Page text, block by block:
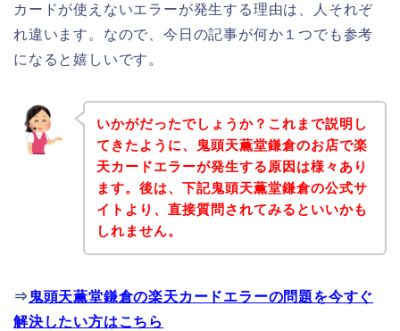
カードが使えないエラーが発生する理由は、人それぞ
れ違います。なので、今日の記事が何か１つでも参考
になると嬉しいです。
いかがだったでしょうか？これまで説明し
てきたように、鬼頭天薫堂鎌倉のお店で楽
天カードエラーが発生する原因は様々あり
ます。後は、下記鬼頭天薫堂鎌倉の公式サ
イトより、直接質問されてみるといいかも
しれません。
⇒ 鬼頭天薫堂鎌倉の楽天カードエラーの問題を今すぐ
解決したい方はこちら